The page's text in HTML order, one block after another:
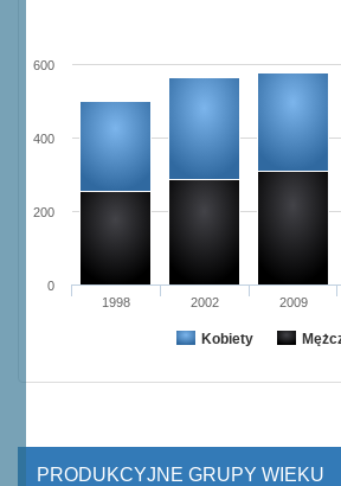
Kobiety
1998 2002 2009
0
200
400
600
PRODUKCYJNE GRUPY WIEKU